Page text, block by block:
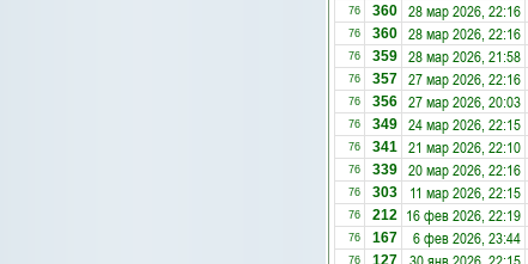
76 360 28 мар 2026, 22:16
76 360 28 мар 2026, 22:16
76 359 28 мар 2026, 21:58
76 357 27 мар 2026, 22:16
76 356 27 мар 2026, 20:03
76 349 24 мар 2026, 22:15
76 341 21 мар 2026, 22:10
76 339 20 мар 2026, 22:16
76 303 11 мар 2026, 22:15
76 212 16 фев 2026, 22:19
76 167 6 фев 2026, 23:44
76 127